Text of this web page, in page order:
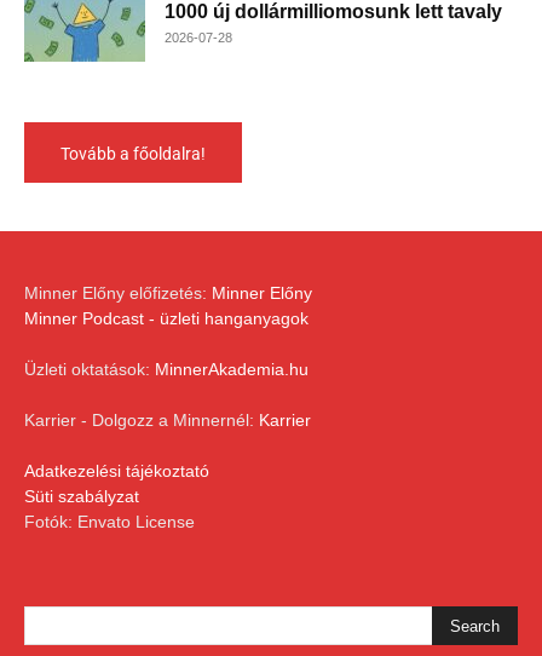
1000 új dollármilliomosunk lett tavaly
2026-07-28
Tovább a főoldalra!
Minner Előny előfizetés: Minner Előny
Minner Podcast - üzleti hanganyagok
Üzleti oktatások: MinnerAkademia.hu
Karrier - Dolgozz a Minnernél: Karrier
Adatkezelési tájékoztató
Süti szabályzat
Fotók: Envato License